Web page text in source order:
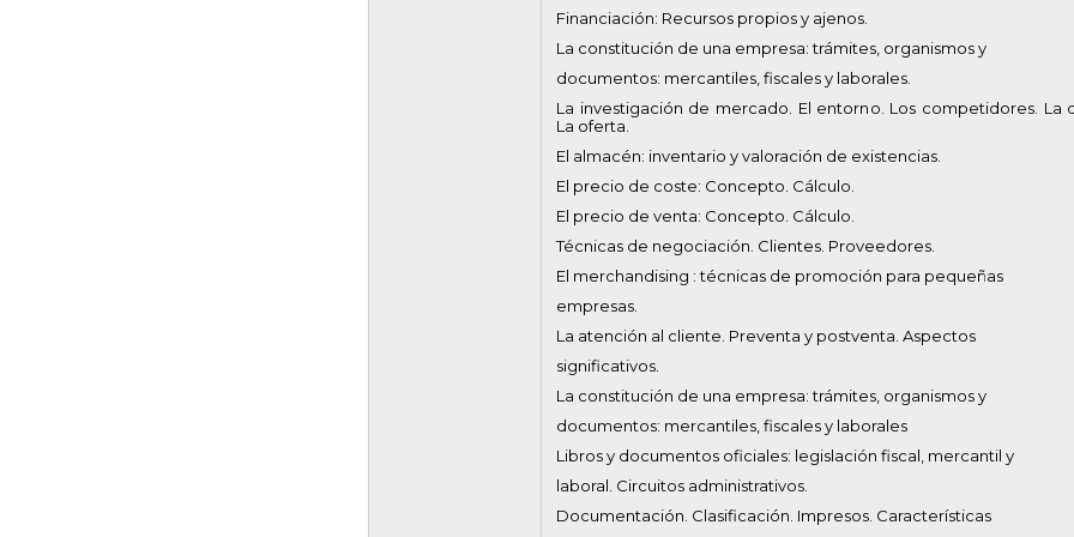
Financiación: Recursos propios y ajenos.
La constitución de una empresa: trámites, organismos y
documentos: mercantiles, fiscales y laborales.
La investigación de mercado. El entorno. Los competidores. La
La oferta.
El almacén: inventario y valoración de existencias.
El precio de coste: Concepto. Cálculo.
El precio de venta: Concepto. Cálculo.
Técnicas de negociación. Clientes. Proveedores.
El merchandising : técnicas de promoción para pequeñas
empresas.
La atención al cliente. Preventa y postventa. Aspectos
significativos.
La constitución de una empresa: trámites, organismos y
documentos: mercantiles, fiscales y laborales
Libros y documentos oficiales: legislación fiscal, mercantil y
laboral. Circuitos administrativos.
Documentación. Clasificación. Impresos. Características